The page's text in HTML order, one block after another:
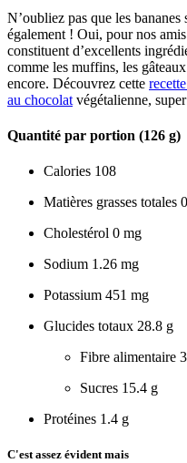
N’oubliez pas que les
également ! Oui, pour nos
constituent d’excellents
comme les muffins, les
encore. Découvrez cette
au chocolat végétalienne,
Quantité par portion (126 g)
Calories 108
Matières grasses totales
Cholestérol 0 mg
Sodium 1.26 mg
Potassium 451 mg
Glucides totaux 28.8 g
Fibre alimentaire
Sucres 15.4 g
Protéines 1.4 g
C'est assez évident mais